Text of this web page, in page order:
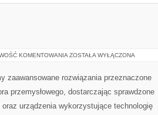
KOMENTOWANIA ENERGETYKA
ZOSTAŁA WYŁĄCZONA
zaawansowane rozwiązania przeznaczone
przemysłowego, dostarczając sprawdzone
urządzenia wykorzystujące technologię